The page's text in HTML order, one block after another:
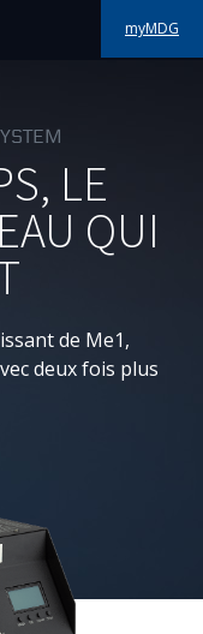
myMDG
, LE
QUI
de Me1,
deux fois plus